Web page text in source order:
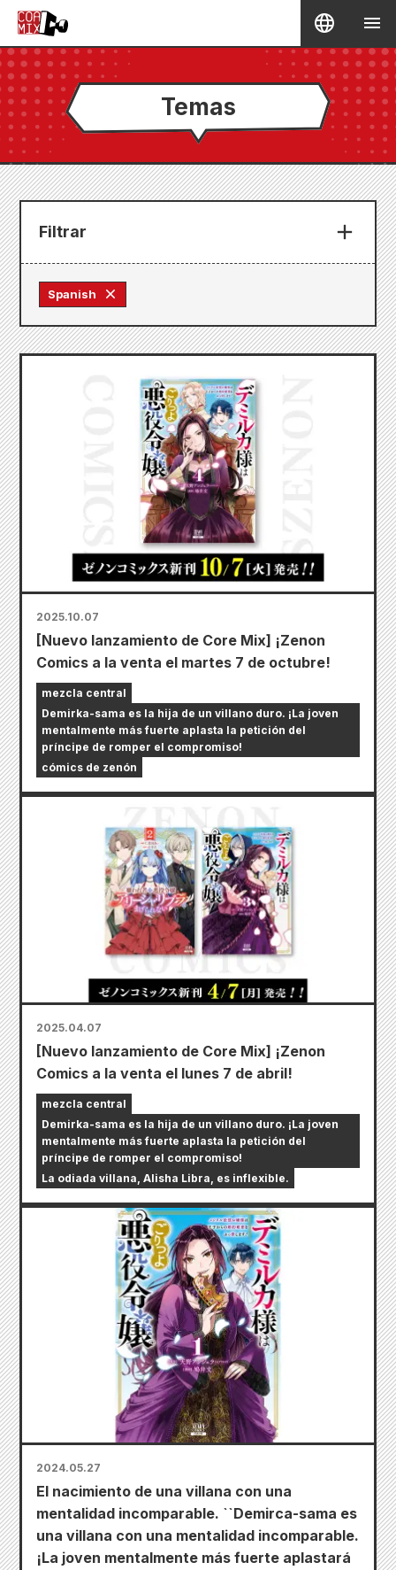
Temas
Filtrar
Spanish
2025.10.07
[Nuevo lanzamiento de Core Mix] ¡Zenon
Comics a la venta el martes 7 de octubre!
mezcla central
Demirka-sama es la hija de un villano duro. ¡La joven
mentalmente más fuerte aplasta la petición del
príncipe de romper el compromiso!
cómics de zenón
2025.04.07
[Nuevo lanzamiento de Core Mix] ¡Zenon
Comics a la venta el lunes 7 de abril!
mezcla central
Demirka-sama es la hija de un villano duro. ¡La joven
mentalmente más fuerte aplasta la petición del
príncipe de romper el compromiso!
La odiada villana, Alisha Libra, es inflexible.
2024.05.27
El nacimiento de una villana con una
mentalidad incomparable. ``Demirca-sama es
una villana con una mentalidad incomparable.
¡La joven mentalmente más fuerte aplastará